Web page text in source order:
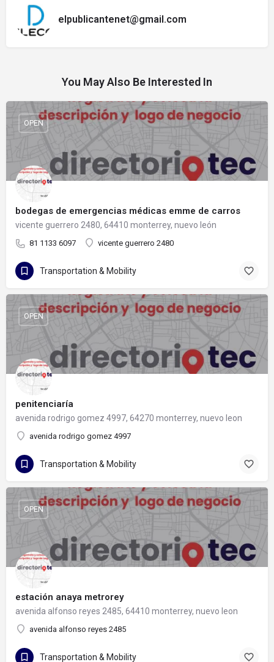
elpublicantenet@gmail.com
You May Also Be Interested In
bodegas de emergencias médicas emme de carros
vicente guerrero 2480, 64410 monterrey, nuevo león
81 1133 6097 vicente guerrero 2480
OPEN
Transportation & Mobility
penitenciaría
avenida rodrigo gomez 4997, 64270 monterrey, nuevo leon
avenida rodrigo gomez 4997
OPEN
Transportation & Mobility
estación anaya metrorey
avenida alfonso reyes 2485, 64410 monterrey, nuevo leon
avenida alfonso reyes 2485
OPEN
Transportation & Mobility